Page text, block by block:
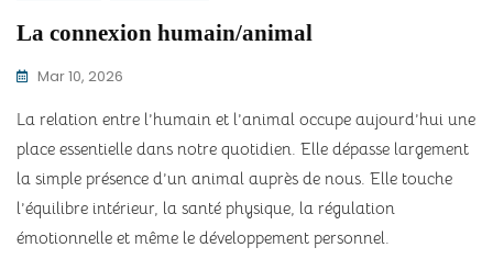
La connexion humain/animal
Mar 10, 2026
La relation entre l’humain et l’animal occupe aujourd’hui une
place essentielle dans notre quotidien. Elle dépasse largement
la simple présence d’un animal auprès de nous. Elle touche
l’équilibre intérieur, la santé physique, la régulation
émotionnelle et même le développement personnel.